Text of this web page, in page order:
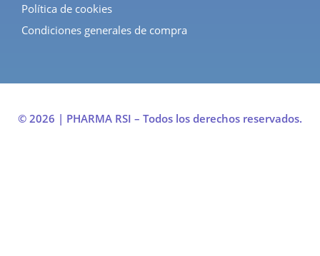
Política de cookies
Condiciones generales de compra
© 2026 | PHARMA RSI – Todos los derechos reservados.